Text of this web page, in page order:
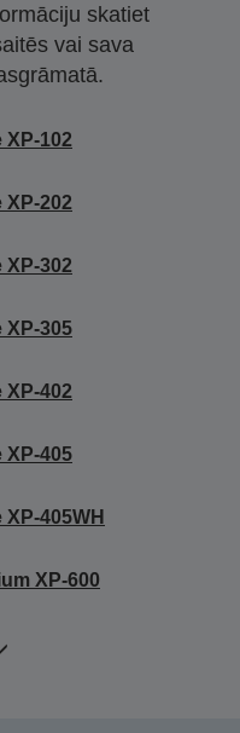
skatiet
vai sava
102
202
302
XP-305
402
XP-405
405WH
XP-600